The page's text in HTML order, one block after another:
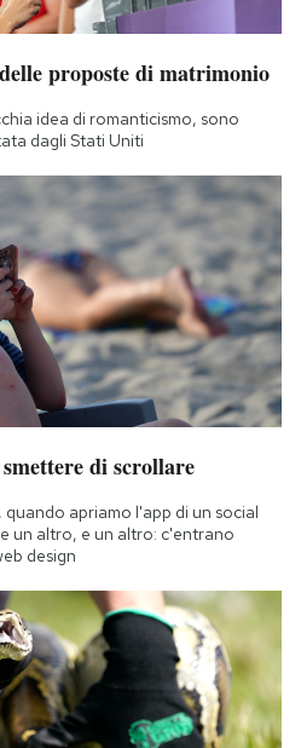
proposte di matrimonio
idea di romanticismo, sono
dagli Stati Uniti
di scrollare
apriamo l'app di un social
un altro, e un altro: c'entrano
design